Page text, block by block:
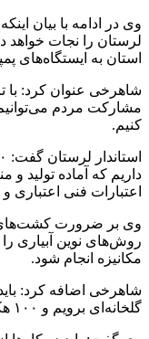
وی در ادامه با بیان
لرستان را نجات خواهد
استان به ایستگاه‌های
کنیم.
داریم که آماده تولید
اعتبارات فنی اعتباری
وی بر ضرورت کشت‌های
روش‌های نوین آبیاری
مکانیزه انجام شود.
شاهرخی اضافه کرد:
گلخانه‌ای برویم و ۱۰۰ هکتار را به ۵۰۰ هکتار برسانیم‌.